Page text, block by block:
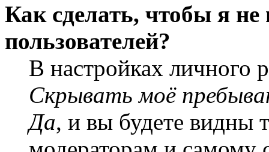
Как сделать, чтобы я
пользователей?
В настройках личного
Скрывать моё
Да, и вы будете видны